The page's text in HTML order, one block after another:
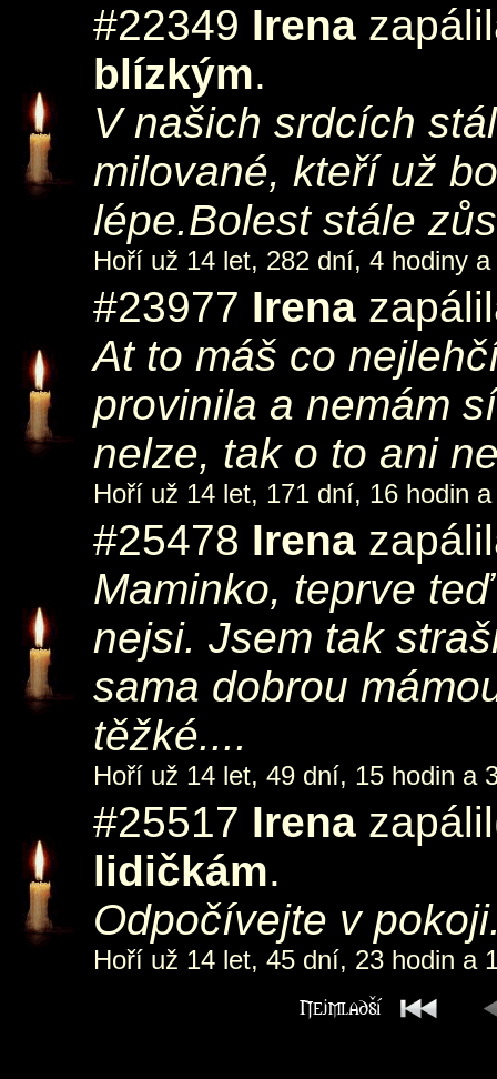
#22349 Irena
blízkým.
V našich srdcích
milované, kteří už
lépe.Bolest stále
Hoří už 14 let, 282 dní, 4 hodiny
#23977 Irena
At to máš co
provinila a nemám
nelze, tak o to ani
Hoří už 14 let, 171 dní, 16 hodin
#25478 Irena
Maminko, teprve
nejsi. Jsem tak
sama dobrou
těžké....
Hoří už 14 let, 49 dní, 15 hodin a
#25517 Irena
lidičkám.
Odpočívejte v
Hoří už 14 let, 45 dní, 23 hodin a